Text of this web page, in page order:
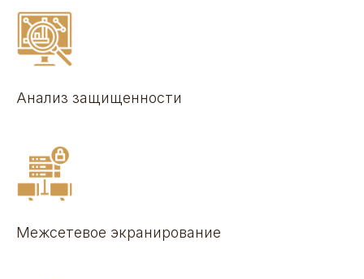
Анализ защищенности
Межсетевое экранирование